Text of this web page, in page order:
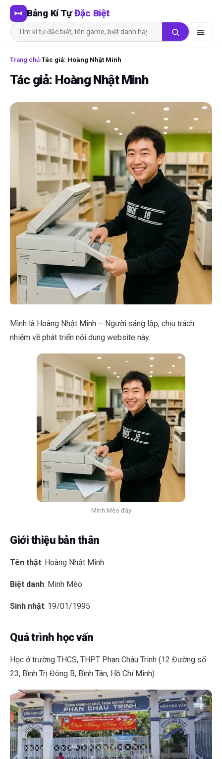
Bảng Kí TựĐặc Biệt
Trang chủ›Tác giả: Hoàng Nhật Minh
Tác giả: Hoàng Nhật Minh
Mình là Hoàng Nhật Minh – Người sáng lập, chịu trách
nhiệm về phát triển nội dung website này.
Minh Mèo đây
Giới thiệu bản thân
Tên thật: Hoàng Nhật Minh
Biệt danh: Minh Mèo
Sinh nhật: 19/01/1995
Quá trình học vấn
Học ở trường THCS, THPT Phan Châu Trinh (12 Đường số
23, Bình Trị Đông B, Bình Tân, Hồ Chí Minh)